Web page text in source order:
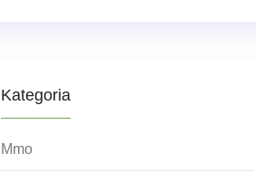
Kategoria
Mmo